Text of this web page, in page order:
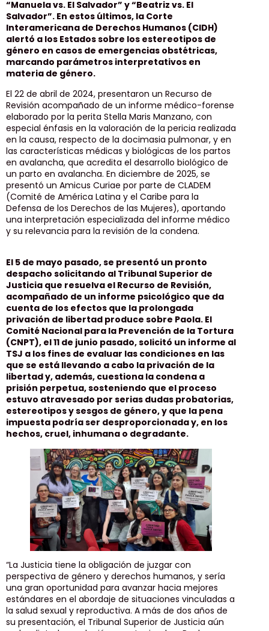
“Manuela vs. El Salvador” y “Beatriz vs. El
Salvador”. En estos últimos, la Corte
Interamericana de Derechos Humanos (CIDH)
alertó a los Estados sobre los estereotipos de
género en casos de emergencias obstétricas,
marcando parámetros interpretativos en
materia de género.
El 22 de abril de 2024, presentaron un Recurso de
Revisión acompañado de un informe médico-forense
elaborado por la perita Stella Maris Manzano, con
especial énfasis en la valoración de la pericia realizada
en la causa, respecto de la docimasia pulmonar, y en
las características médicas y biológicas de los partos
en avalancha, que acredita el desarrollo biológico de
un parto en avalancha. En diciembre de 2025, se
presentó un Amicus Curiae por parte de CLADEM
(Comité de América Latina y el Caribe para la
Defensa de los Derechos de las Mujeres), aportando
una interpretación especializada del informe médico
y su relevancia para la revisión de la condena.
El 5 de mayo pasado, se presentó un pronto
despacho solicitando al Tribunal Superior de
Justicia que resuelva el Recurso de Revisión,
acompañado de un informe psicológico que da
cuenta de los efectos que la prolongada
privación de libertad produce sobre Paola. El
Comité Nacional para la Prevención de la Tortura
(CNPT), el 11 de junio pasado, solicitó un informe al
TSJ a los fines de evaluar las condiciones en las
que se está llevando a cabo la privación de la
libertad y, además, cuestiona la condena a
prisión perpetua, sosteniendo que el proceso
estuvo atravesado por serias dudas probatorias,
estereotipos y sesgos de género, y que la pena
impuesta podría ser desproporcionada y, en los
hechos, cruel, inhumana o degradante.
“La Justicia tiene la obligación de juzgar con
perspectiva de género y derechos humanos, y sería
una gran oportunidad para avanzar hacia mejores
estándares en el abordaje de situaciones vinculadas a
la salud sexual y reproductiva. A más de dos años de
su presentación, el Tribunal Superior de Justicia aún